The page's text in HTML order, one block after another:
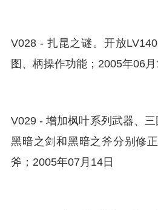
V028 - 扎昆之谜。开放
图、柄操作功能；2005年06月
V029 - 增加枫叶系列武器、
黑暗之剑和黑暗之斧分别修
斧；2005年07月14日